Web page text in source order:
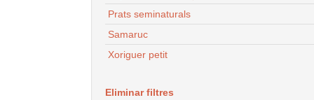
Prats seminaturals
Samaruc
Xoriguer petit
Eliminar filtres